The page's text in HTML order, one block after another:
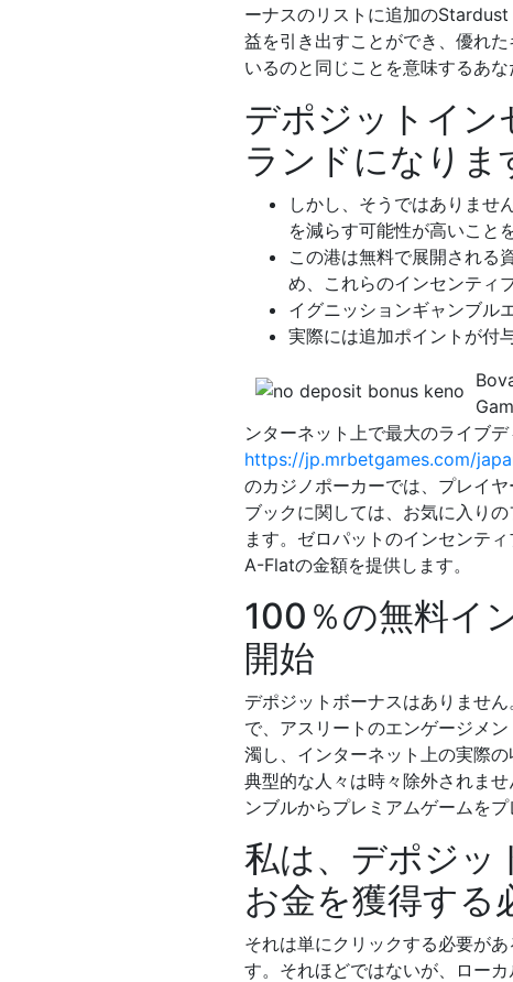
ーナスのリストに追加の
益を引き出すことができ、優れ
いるのと同じことを意味するあ
デポジットイン
ランドになりま
しかし、そうではありませ
を減らす可能性が高いこと
この港は無料で展開される
め、これらのインセンティ
イグニッションギャンブル
実際には追加ポイントが付
ンターネット上で最大のライブ
https://jp.mrbetgames.com/
のカジノポーカーでは、プレイ
ブックに関しては、お気に入り
ます。ゼロパットのインセンテ
A-Flatの金額を提供します。
100％の無料イ
開始
デポジットボーナスはありませ
で、アスリートのエンゲージメ
濁し、インターネット上の実際
典型的な人々は時々除外されま
ンブルからプレミアムゲームを
私は、デポジッ
お金を獲得する
それは単にクリックする必要が
す。それほどではないが、ロー